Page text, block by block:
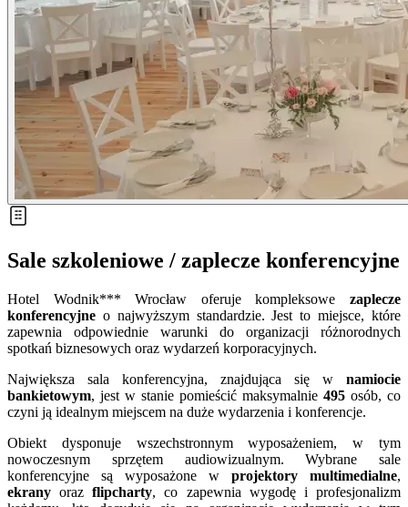
Sale szkoleniowe / zaplecze konferencyjne
Hotel Wodnik*** Wrocław oferuje kompleksowe zaplecze
konferencyjne o najwyższym standardzie. Jest to miejsce, które
zapewnia odpowiednie warunki do organizacji różnorodnych
spotkań biznesowych oraz wydarzeń korporacyjnych.
Największa sala konferencyjna, znajdująca się w namiocie
bankietowym, jest w stanie pomieścić maksymalnie 495 osób, co
czyni ją idealnym miejscem na duże wydarzenia i konferencje.
Obiekt dysponuje wszechstronnym wyposażeniem, w tym
nowoczesnym sprzętem audiowizualnym. Wybrane sale
konferencyjne są wyposażone w projektory multimedialne,
ekrany orazflipcharty, co zapewnia wygodę i profesjonalizm